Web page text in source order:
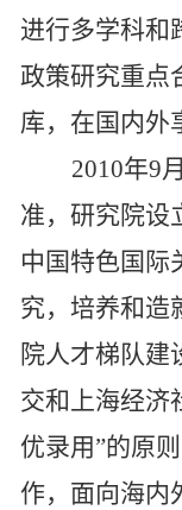
进行多学科和
政策研究重点
库， 在国内外
2010年9
准， 研究院设
中国特色国际
究，培养和造
院人才梯队建
交和上海经济
优录用”的原
作，面向海内